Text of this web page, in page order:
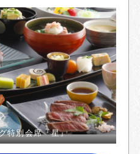
特別会席『星』